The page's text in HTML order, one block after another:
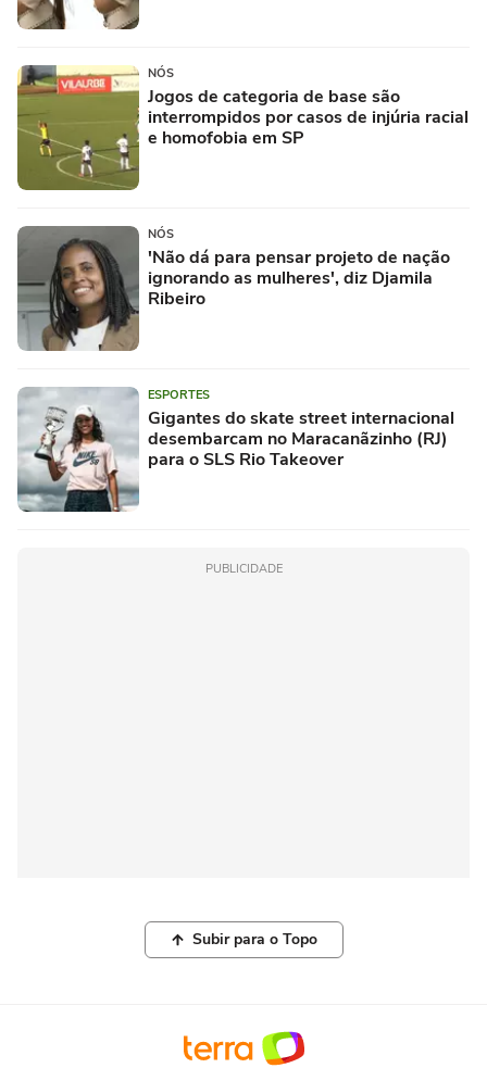
NÓS
Jogos de categoria de base são
interrompidos por casos de injúria racial
e homofobia em SP
NÓS
'Não dá para pensar projeto de nação
ignorando as mulheres', diz Djamila
Ribeiro
ESPORTES
Gigantes do skate street internacional
desembarcam no Maracanãzinho (RJ)
para o SLS Rio Takeover
PUBLICIDADE
Subir para o Topo